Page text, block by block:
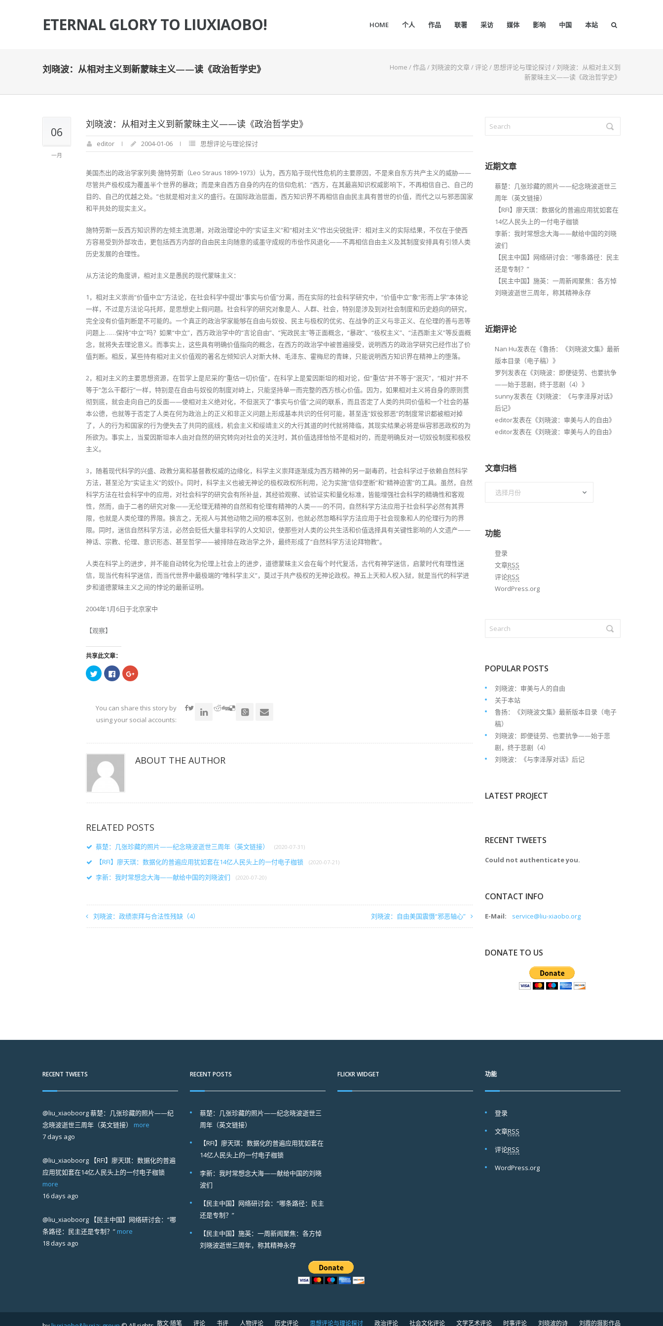
ETERNAL GLORY TO LIUXIAOBO! HOME 个人 作品 联署 采访 媒体 影响 中国 本站
刘晓波：从相对主义到新蒙昧主义——读《政治哲学史》 Home /作品 /刘晓波的文章/评论/ 思想评论与理论探讨/刘晓波：从相对主义到
新蒙昧主义——读《政治哲学史》
06
一月
刘晓波：从相对主义到新蒙昧主义——读《政治哲学史》
editor 2004-01-06 思想评论与理论探讨
美国杰出的政治学家列奥·施特劳斯（Leo Straus 1899-1973）认为，西方陷于现代性危机的主要原因，不是来自东方共产主义的威胁——
尽管共产极权成为覆盖半个世界的暴政；而是来自西方自身的内在的信仰危机：“西方，在其最高知识权威影响下，不再相信自己、自己的
目的、自己的优越之处。”也就是相对主义的盛行。在国际政治层面，西方知识界不再相信自由民主具有普世的价值，而代之以与邪恶国家
和平共处的现实主义。
施特劳斯一反西方知识界的左倾主流思潮，对政治理论中的“实证主义”和“相对主义”作出尖锐批评：相对主义的实际结果，不仅在于使西
方容易受到外部攻击，更包括西方内部的自由民主向随意的或墨守成规的市侩作风退化——不再相信自由主义及其制度安排具有引领人类
历史发展的合理性。
从方法论的角度讲，相对主义是愚民的现代蒙昧主义：
1，相对主义崇尚“价值中立”方法论，在社会科学中提出“事实与价值”分离，而在实际的社会科学研究中，“价值中立”象“形而上学”本体论
一样，不过是方法论乌托邦，是思想史上假问题。社会科学的研究对象是人、人群、社会，特别是涉及到对社会制度和历史趋向的研究，
完全没有价值判断是不可能的。一个真正的政治学家能够在自由与奴役、民主与极权的优劣、在战争的正义与非正义、在伦理的善与恶等
问题上……保持“中立”吗？如果“中立”，西方政治学中的“言论自由”、“宪政民主”等正面概念，“暴政”、“极权主义”、“法西斯主义”等反面概
念，就将失去理论意义。而事实上，这些具有明确价值指向的概念，在西方的政治学中被普遍接受，说明西方的政治学研究已经作出了价
值判断。相反，某些持有相对主义价值观的著名左倾知识人对斯大林、毛泽东、霍梅尼的青睐，只能说明西方知识界在精神上的堕落。
2，相对主义的主要思想资源，在哲学上是尼采的“重估一切价值”，在科学上是爱因斯坦的相对论，但“重估”并不等于“泯灭”，“相对”并不
等于“怎么干都行”一样，特别是在自由与奴役的制度对峙上，只能坚持单一而完整的西方核心价值。因为，如果相对主义将自身的原则贯
彻到底，就会走向自己的反面——使相对主义绝对化，不但泯灭了“事实与价值”之间的联系，而且否定了人类的共同价值和一个社会的基
本公德，也就等于否定了人类在何为政治上的正义和非正义问题上形成基本共识的任何可能，甚至连“奴役邪恶”的制度常识都被相对掉
了，人的行为和国家的行为便失去了共同的底线，机会主义和绥靖主义的大行其道的时代就将降临，其现实结果必将是纵容邪恶政权的为
所欲为。事实上，当爱因斯坦本人由对自然的研究转向对社会的关注时，其价值选择恰恰不是相对的，而是明确反对一切奴役制度和极权
主义。
3，随着现代科学的兴盛、政教分离和基督教权威的边缘化，科学主义崇拜逐渐成为西方精神的另一副毒药，社会科学过于依赖自然科学
方法，甚至沦为“实证主义”的奴仆。同时，科学主义也被无神论的极权政权所利用，沦为实施“信仰垄断”和“精神迫害”的工具。虽然，自然
科学方法在社会科学中的应用，对社会科学的研究会有所补益，其经验观察、试验证实和量化标准，皆能增强社会科学的精确性和客观
性，然而，由于二者的研究对象——无伦理无精神的自然和有伦理有精神的人类——的不同，自然科学方法应用于社会科学必然有其界
限，也就是人类伦理的界限。换言之，无视人与其他动物之间的根本区别，也就必然忽略科学方法应用于社会现象和人的伦理行为的界
限。同时，迷信自然科学方法，必然会贬低大量非科学的人文知识，使那些对人类的公共生活和价值选择具有关键性影响的人文遗产——
神话、宗教、伦理、意识形态、甚至哲学——被排除在政治学之外，最终形成了“自然科学方法论拜物教”。
人类在科学上的进步，并不能自动转化为伦理上社会上的进步，道德蒙昧主义会在每个时代复活，古代有神学迷信，启蒙时代有理性迷
信，现当代有科学迷信，而当代世界中最极端的“唯科学主义”，莫过于共产极权的无神论政权。神五上天和人权入狱，就是当代的科学进
步和道德蒙昧主义之间的悖论的最新证明。
2004年1月6日于北京家中
【观察】
共享此文章：
点
击
共
享
（在
新
中
开）
点
击
共
享
（在
新
中
开）
点
击
共
享
（在
新
中
You can share this story by
using your social accounts:
ABOUT THE AUTHOR
RELATED POSTS
蔡楚：几张珍藏的照片——纪念晓波逝世三周年（英文链接） (2020-07-31)
【RFI】廖天琪：数据化的普遍应用犹如套在14亿人民头上的一付电子枷锁 (2020-07-21)
李新：我时常想念大海——献给中国的刘晓波们 (2020-07-20)
刘晓波：政绩崇拜与合法性残缺（4） 刘晓波：自由美国震慑“邪恶轴心”
近期文章
蔡楚：几张珍藏的照片——纪念晓波逝世三
周年（英文链接）
【RFI】廖天琪：数据化的普遍应用犹如套在
14亿人民头上的一付电子枷锁
李新：我时常想念大海——献给中国的刘晓
波们
【民主中国】网络研讨会：“哪条路径：民主
还是专制？”
【民主中国】施英：一周新闻聚焦：各方悼
刘晓波逝世三周年，称其精神永存
近期评论
Nan Hu发表在《鲁扬：《刘晓波文集》最新
版本目录（电子稿） 》
罗列发表在《刘晓波：即便徒劳、也要抗争
——始于悲剧，终于悲剧（4） 》
sunny发表在《刘晓波：《与李泽厚对话》
后记》
editor发表在《刘晓波：审美与人的自由》
editor发表在《刘晓波：审美与人的自由》
文章归档
功能
登录
文章RSS
评论RSS
WordPress.org
POPULAR POSTS
刘晓波：审美与人的自由
关于本站
鲁扬：《刘晓波文集》最新版本目录（电子
稿）
刘晓波：即便徒劳、也要抗争——始于悲
剧，终于悲剧（4）
刘晓波：《与李泽厚对话》后记
LATEST PROJECT
RECENT TWEETS
Could not authenticate you.
CONTACT INFO
E-Mail: service@liu-xiaobo.org
DONATE TO US
RECENT TWEETS
@liu_xiaoboorg蔡楚：几张珍藏的照片——纪
念晓波逝世三周年（英文链接） more
7 days ago
@liu_xiaoboorg 【RFI】廖天琪：数据化的普遍
应用犹如套在14亿人民头上的一付电子枷锁
more
16 days ago
@liu_xiaoboorg 【民主中国】网络研讨会：“哪
条路径：民主还是专制？” more
18 days ago
RECENT POSTS
蔡楚：几张珍藏的照片——纪念晓波逝世三
周年（英文链接）
【RFI】廖天琪：数据化的普遍应用犹如套在
14亿人民头上的一付电子枷锁
李新：我时常想念大海——献给中国的刘晓
波们
【民主中国】网络研讨会：“哪条路径：民主
还是专制？”
【民主中国】施英：一周新闻聚焦：各方悼
刘晓波逝世三周年，称其精神永存
FLICKR WIDGET 功能
登录
文章RSS
评论RSS
WordPress.org
散文·随笔 评论 书评 人物评论 历史评论 思想评论与理论探讨 政治评论 社会文化评论 文学艺术评论 时事评论 刘晓波的诗 刘霞的摄影作品